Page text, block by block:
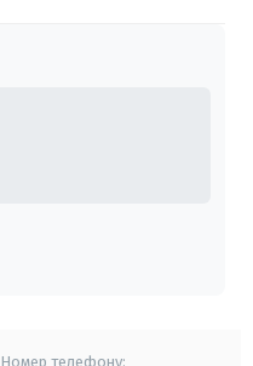
Номер телефону: